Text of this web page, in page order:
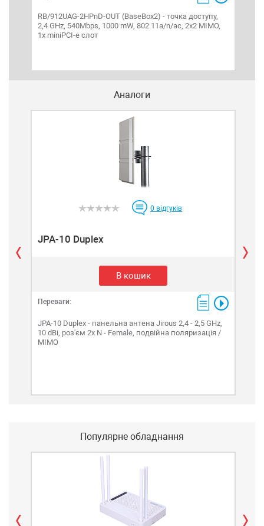
RB/912UAG-2HPnD-OUT (BaseBox2) - точка доступу,
2,4 GHz, 540Mbps, 1000 mW, 802.11a/n/ac, 2x2 MIMO,
1x miniPCI-e слот
Аналоги
0 відгуків
JPA-10 Duplex
В кошик
Переваги:
JPA-10 Duplex - панельна антена Jirous 2,4 - 2,5 GHz,
10 dBi, роз'єм 2x N - Female, подвійна поляризація /
MIMO
Популярне обладнання